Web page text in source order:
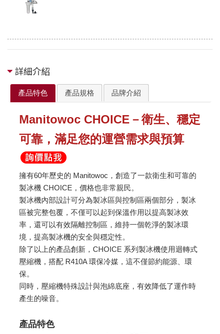
詳細介紹
產品特色 產品規格 品牌介紹
Manitowoc CHOICE－衛生、穩定
可靠，滿足您的運營需求與預算
擁有60年歷史的 Manitowoc，創造了一款衛生和可靠的
製冰機 CHOICE，價格也非常親民。
製冰機內部設計可分為製冰區與控制區兩個部分，製冰
區被完整包覆，不僅可以起到保溫作用以提高製冰效
率，還可以有效隔離控制區，維持一個乾淨的製冰環
境，提高製冰機的安全與穩定性。
除了以上的產品創新，CHOICE 系列製冰機使用迴轉式
壓縮機，搭配 R410A 環保冷媒，這不僅節約能源、環
保。
同時，壓縮機特殊設計與泡綿底座，有效降低了運作時
產生的噪音。
產品特色